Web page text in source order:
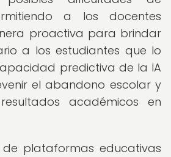
a los docentes
proactiva para brindar
a los estudiantes que lo
predictiva de la IA
el abandono escolar y
académicos en
de plataformas educativas